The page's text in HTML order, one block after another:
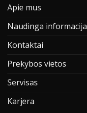
Apie mus
Naudinga informacija
Kontaktai
Prekybos vietos
Servisas
Karjera